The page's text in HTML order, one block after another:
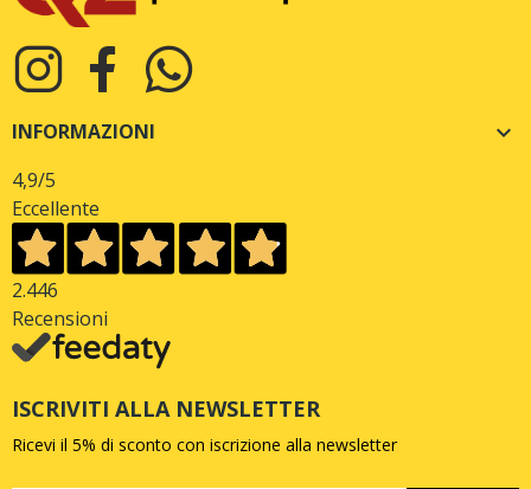
INFORMAZIONI 
4,9/5
Eccellente
2.446
Recensioni
ISCRIVITI ALLA NEWSLETTER
Ricevi il 5% di sconto con iscrizione alla newsletter